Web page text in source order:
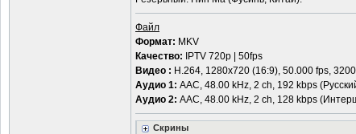
Файл
Формат: MKV
Качество: IPTV 720р | 50fps
Видео : H.264, 1280х720 (16:9), 50.000 fps,
Аудио 1: ААС, 48.00 kHz, 2 ch, 192 kbps
Аудио 2: ААС, 48.00 kHz, 2 ch, 128 kbps
Скрины